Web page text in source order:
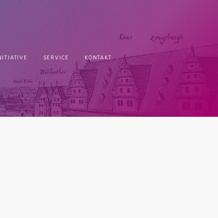
SERVICE KONTAKT